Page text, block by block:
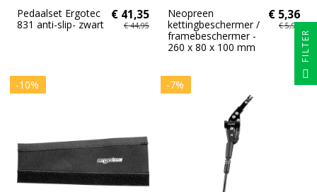
Pedaalset Ergotec
831 anti-slip- zwart
€ 41,35
€ 44,95
Neopreen
kettingbeschermer /
framebeschermer -
260 x 80 x 100 mm
€ 5,36
€ 5,95
-10% -7%
FILTER